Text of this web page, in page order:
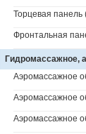
Торцевая панель
Фронтальная
Гидромассажное,
Аэромассажное
Аэромассажное
Аэромассажное